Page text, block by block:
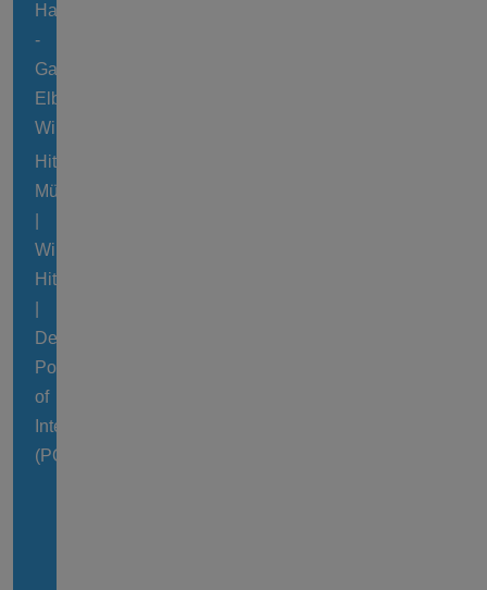
Hamburg
-
Galeriewindmühle
Elbinsel
Wilhelmsburg
Hittfelder
Mühle
Windmühle
Hittfeld
Denkmalgeschützter
Point
of
Interest
(POI)